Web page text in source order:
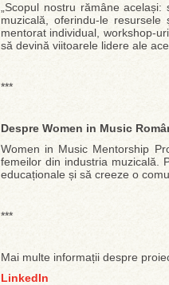
„Scopul nostru rămâne
muzicală, oferindu-le
mentorat individual, workshop-
să devină viitoarele lidere ale
***
Despre Women in Music
Women in Music Mentorship
femeilor din industria muzicală.
educaționale și să creeze o
***
Mai multe informații despre
LinkedIn